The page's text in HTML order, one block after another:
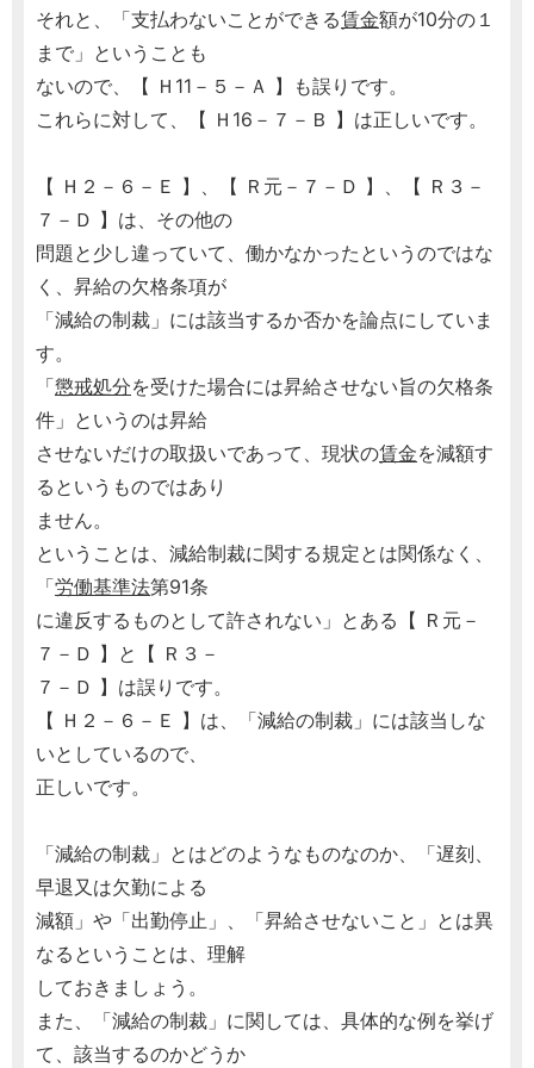
それと、「支払わないことができる賃金額が10分の１
まで」ということも
ないので、【 Ｈ11－５－Ａ 】も誤りです。
これらに対して、【 Ｈ16－７－Ｂ 】は正しいです。
【 Ｈ２－６－Ｅ 】、【 Ｒ元－７－Ｄ 】、【 Ｒ３－
７－Ｄ 】は、その他の
問題と少し違っていて、働かなかったというのではな
く、昇給の欠格条項が
「減給の制裁」には該当するか否かを論点にしていま
す。
「懲戒処分を受けた場合には昇給させない旨の欠格条
件」というのは昇給
させないだけの取扱いであって、現状の賃金を減額す
るというものではあり
ません。
ということは、減給制裁に関する規定とは関係なく、
「労働基準法第91条
に違反するものとして許されない」とある【 Ｒ元－
７－Ｄ 】と【 Ｒ３－
７－Ｄ 】は誤りです。
【 Ｈ２－６－Ｅ 】は、「減給の制裁」には該当しな
いとしているので、
正しいです。
「減給の制裁」とはどのようなものなのか、「遅刻、
早退又は欠勤による
減額」や「出勤停止」、「昇給させないこと」とは異
なるということは、理解
しておきましょう。
また、「減給の制裁」に関しては、具体的な例を挙げ
て、該当するのかどうか